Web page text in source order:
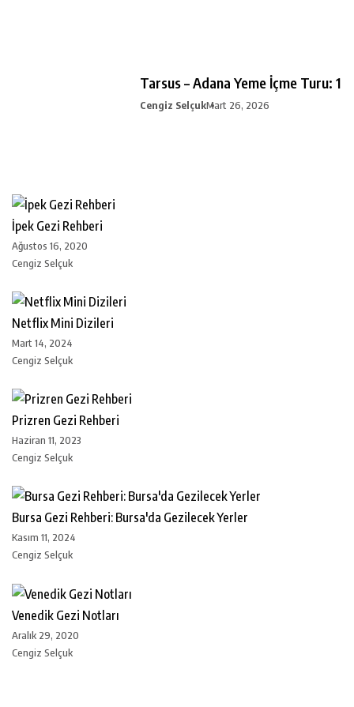
Tarsus – Adana Yeme İçme Turu: 1
Cengiz SelçukMart 26, 2026
İpek Gezi Rehberi
Ağustos 16, 2020
Cengiz Selçuk
Netflix Mini Dizileri
Mart 14, 2024
Cengiz Selçuk
Prizren Gezi Rehberi
Haziran 11, 2023
Cengiz Selçuk
Bursa Gezi Rehberi: Bursa'da Gezilecek Yerler
Kasım 11, 2024
Cengiz Selçuk
Venedik Gezi Notları
Aralık 29, 2020
Cengiz Selçuk